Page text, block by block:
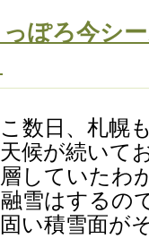
っぽろ今シ
数日、札幌
候が続いて
していたわ
雪はするの
い積雪面が